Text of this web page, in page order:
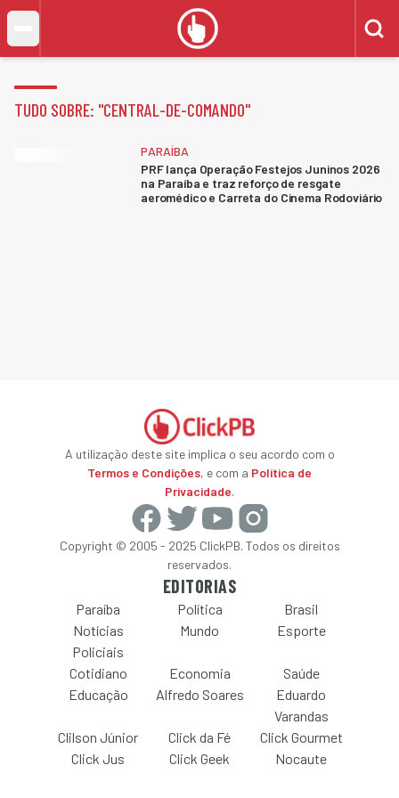
TUDO SOBRE: "CENTRAL-DE-COMANDO"
PARAÍBA
PRF lança Operação Festejos Juninos 2026
na Paraíba e traz reforço de resgate
aeromédico e Carreta do Cinema Rodoviário
A utilização deste site implica o seu acordo com o
Termos e Condições, e com a Política de
Privacidade.
Copyright © 2005 - 2025 ClickPB. Todos os direitos
reservados.
EDITORIAS
Paraíba Política
Brasil
Notícias
Policiais
Mundo Esporte
Cotidiano Economia
Saúde
Educação
Alfredo Soares
Eduardo
Varandas
Clilson Júnior
Click da Fé
Click Gourmet
Click Jus
Click Geek Nocaute